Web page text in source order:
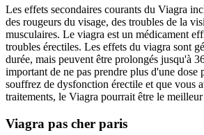
Les effets secondaires courants du Viagra
des rougeurs du visage, des troubles de la
musculaires. Le viagra est un médicament
troubles érectiles. Les effets du viagra sont
durée, mais peuvent être prolongés jusqu'à
important de ne pas prendre plus d'une dose
souffrez de dysfonction érectile et que vous
traitements, le Viagra pourrait être le
Viagra pas cher paris